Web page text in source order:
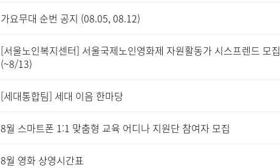
가요무대 순번 공지 (08.05, 08.12)
[서울노인복지센터] 서울국제노인영화제 자원활동가 시스프렌드 모집
(~8/13)
[세대통합팀] 세대 이음 한마당
8월 스마트폰 1:1 맞춤형 교육 어디나 지원단 참여자 모집
8월 영화 상영시간표